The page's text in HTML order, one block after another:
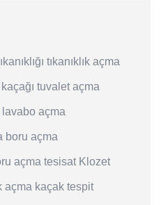
tıkanıklık açma
tuvalet açma
lavabo açma
boru açma
açma tesisat Klozet
açma kaçak tespit